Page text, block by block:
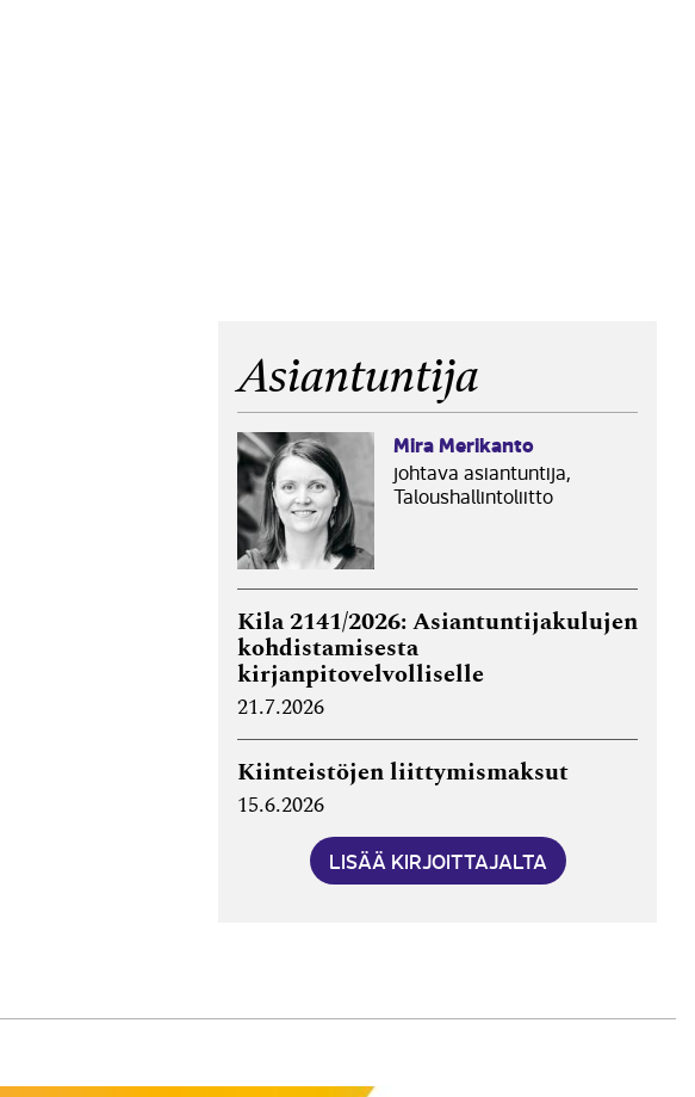
Asiantuntija
Mira Merikanto
johtava asiantuntija,
Taloushallintoliitto
Kila 2141/2026: Asiantuntijakulujen
kohdistamisesta
kirjanpitovelvolliselle
21.7.2026
Kiinteistöjen liittymismaksut
15.6.2026
LISÄÄ KIRJOITTAJALTA